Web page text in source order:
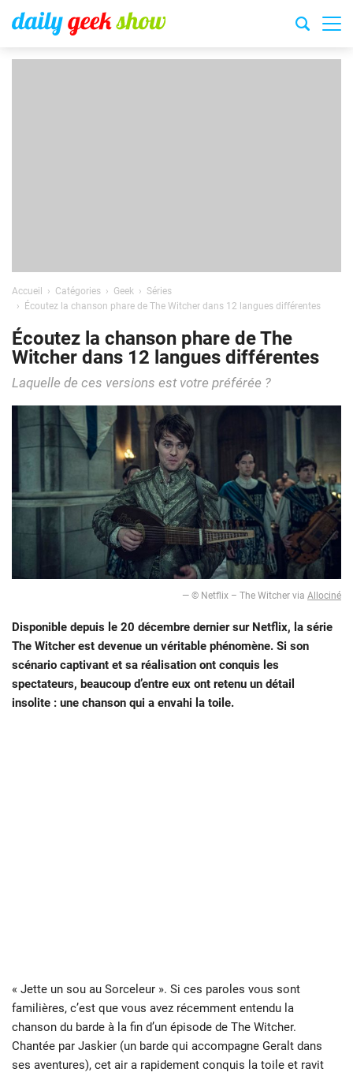
Accueil Catégories Geek
Séries
Écoutez la chanson phare de The Witcher dans 12 langues différentes
Écoutez la chanson phare de The
Witcher dans 12 langues différentes
Laquelle de ces versions est votre préférée ?
— © Netflix – The Witcher via Allociné
Disponible depuis le 20 décembre dernier sur Netflix, la série
The Witcher est devenue un véritable phénomène. Si son
scénario captivant et sa réalisation ont conquis les
spectateurs, beaucoup d’entre eux ont retenu un détail
insolite : une chanson qui a envahi la toile.
« Jette un sou au Sorceleur ». Si ces paroles vous sont
familières, c’est que vous avez récemment entendu la
chanson du barde à la fin d’un épisode de The Witcher.
Chantée par Jaskier (un barde qui accompagne Geralt dans
ses aventures), cet air a rapidement conquis la toile et ravit